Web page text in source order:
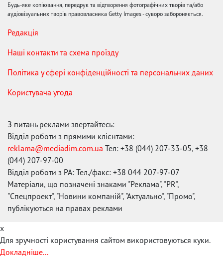
Будь-яке копіювання, передрук та відтворення фотографічних творів та/або
аудіовізуальних творів правовласника Getty Images - суворо забороняється.
Редакція
Наші контакти та схема проїзду
Політика у сфері конфіденційності та персональних даних
Користувача угода
З питань реклами звертайтесь:
Відділ роботи з прямими клієнтами:
reklama@mediadim.com.ua Тел: +38 (044) 207-33-05, +38
(044) 207-97-00
Відділ роботи з РА: Тел./факс: +38 044 207-97-07
Матеріали, що позначені знаками "Реклама", "PR",
"Спецпроект", "Новини компаній", "Актуально", "Промо",
публікуються на правах реклами
x
Для зручності користування сайтом використовуються куки.
Докладніше...